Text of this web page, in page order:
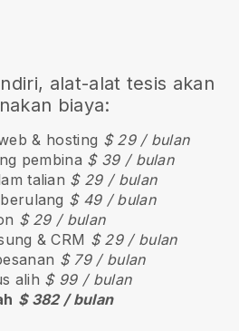
alat-alat tesis akan
biaya:
& hosting $ 29 / bulan
pembina $ 39 / bulan
talian $ 29 / bulan
$ 49 / bulan
$ 29 / bulan
& CRM $ 29 / bulan
$ 79 / bulan
alih $ 99 / bulan
$ 382 / bulan